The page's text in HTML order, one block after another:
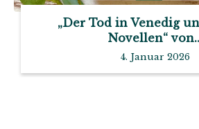
„Der Tod in Venedig
Novellen“
4. Januar 2026